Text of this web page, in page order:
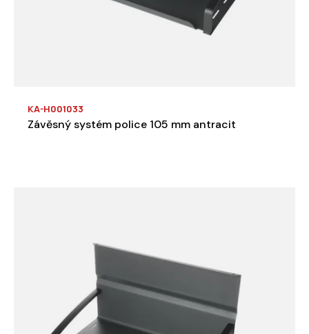
KA-H001033
Závěsný systém police 105 mm antracit